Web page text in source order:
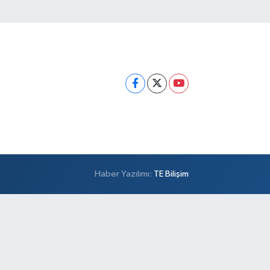
Haber Yazılımı: TE Bilişim